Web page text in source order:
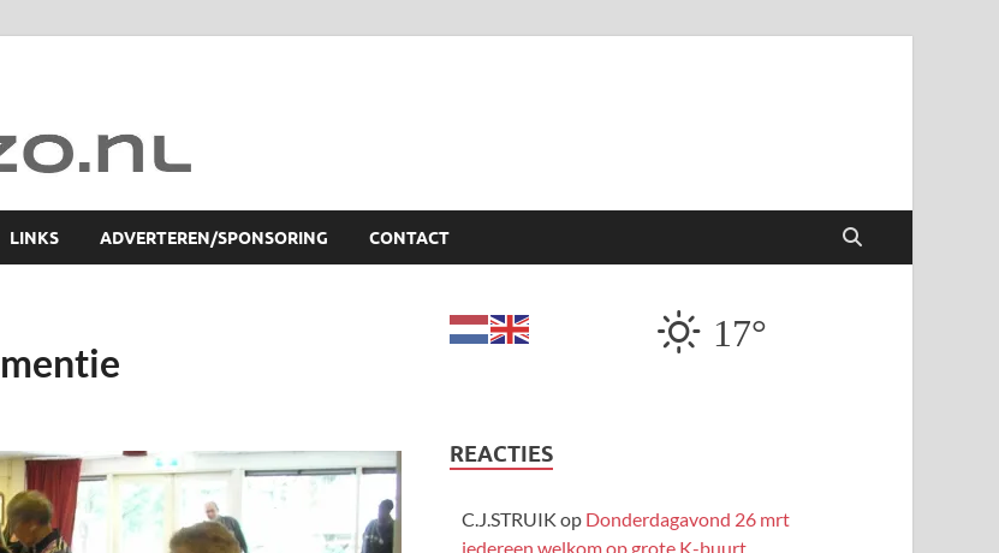
LINKS ADVERTEREN/SPONSORING CONTACT
17°
REACTIES
C.J.STRUIK op Donderdagavond 26 mrt
iedereen welkom op grote K-buurt